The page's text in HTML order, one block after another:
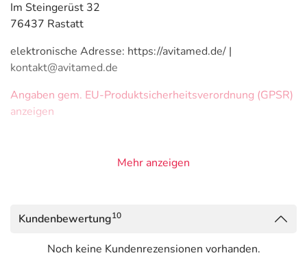
Im Steingerüst 32
76437 Rastatt
elektronische Adresse: https://avitamed.de/ |
kontakt@avitamed.de
Angaben gem. EU-Produktsicherheitsverordnung (GPSR)
anzeigen
Mehr anzeigen
Kundenbewertung10
Noch keine Kundenrezensionen vorhanden.